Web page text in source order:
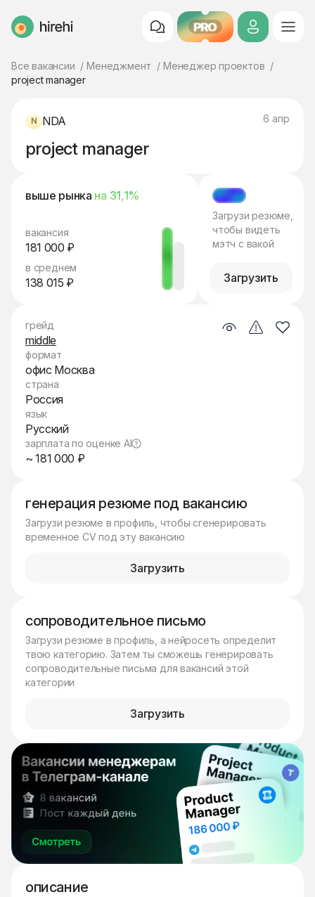
HireHi PRO
Все вакансии Менеджмент
Менеджер проектов
project manager
NDA 6 апр
project manager
выше рынка на 31,1%
вакансия
181 000 ₽
в среднем
138 015 ₽
МЭТЧ
Загрузи резюме,
чтобы видеть
мэтч с вакой
Загрузить
генерация резюме под вакансию
Загрузи резюме в профиль, чтобы сгенерировать
временное CV под эту вакансию
Загрузить
сопроводительное письмо
Загрузи резюме в профиль, а нейросеть определит
твою категорию. Затем ты сможешь генерировать
сопроводительные письма для вакансий этой
категории
Загрузить
описание
грейд
middle
формат
офис Москва
страна
Россия
язык
Русский
зарплата по оценке AI
~ 181 000 ₽